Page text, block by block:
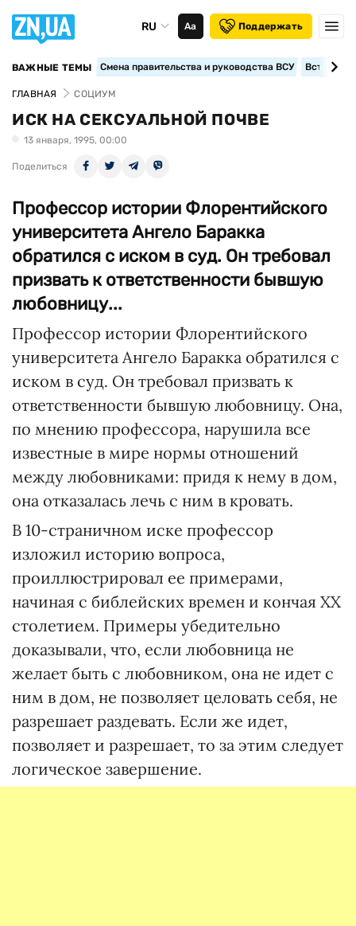
RU Аа Поддержать
ВАЖНЫЕ ТЕМЫ Смена правительства и руководства ВСУ
ГЛАВНАЯ СОЦИУМ
ИСК НА СЕКСУАЛЬНОЙ ПОЧВЕ
13 января, 1995, 00:00
Поделиться
Профессор истории Флорентийского
университета Aнгело Баракка
обратился с иском в суд. Он требовал
призвать к ответственности бывшую
любовницу...
Профессор истории Флорентийского
университета Aнгело Баракка обратился с
иском в суд. Он требовал призвать к
ответственности бывшую любовницу. Она,
по мнению профессора, нарушила все
известные в мире нормы отношений
между любовниками: придя к нему в дом,
она отказалась лечь с ним в кровать.
В 10-страничном иске профессор
изложил историю вопроса,
проиллюстрировал ее примерами,
начиная с библейских времен и кончая ХХ
столетием. Примеры убедительно
доказывали, что, если любовница не
желает быть с любовником, она не идет с
ним в дом, не позволяет целовать себя, не
разрешает раздевать. Если же идет,
позволяет и разрешает, то за этим следует
логическое завершение.